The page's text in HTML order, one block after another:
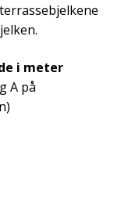
i meter
A på